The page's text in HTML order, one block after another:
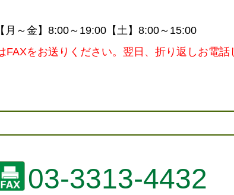
【月～金】8:00～19:00【土】8:00～15:00
FAXをお送りください。翌日、折り返しお電話
03-3313-4432